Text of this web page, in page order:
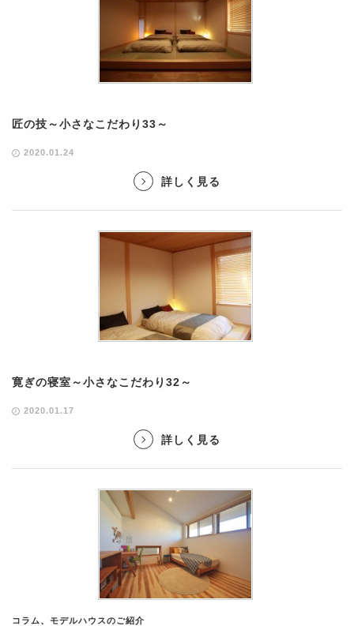
匠の技～小さなこだわり33～
2020.01.24
詳しく見る
寛ぎの寝室～小さなこだわり32～
2020.01.17
詳しく見る
コラム 、 モデルハウスのご紹介